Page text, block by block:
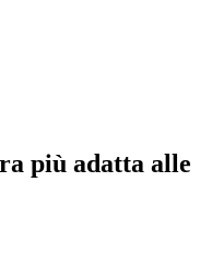
più adatta alle